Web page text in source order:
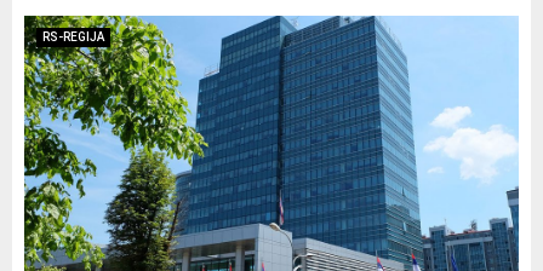
RS-REGIJA